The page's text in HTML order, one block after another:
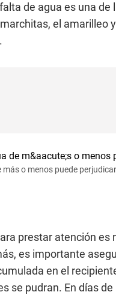
de agua es una
el amarilleo
más o menos puede
prestar atención es
es importante
en el
se pudran. En días